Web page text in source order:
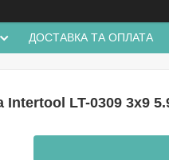
ДОСТАВКА ТА ОПЛАТА
Intertool LT-0309 3x9